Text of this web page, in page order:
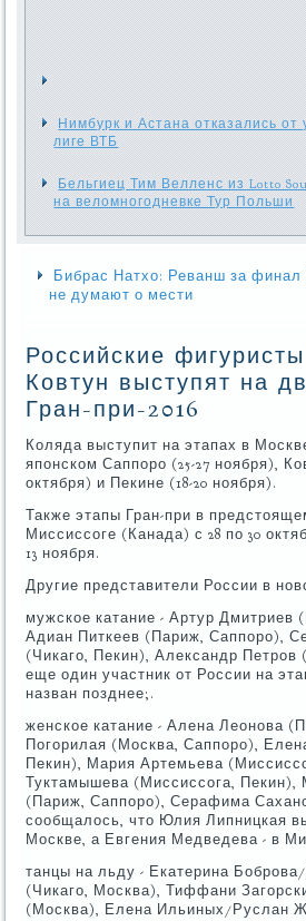
Нимбурк и Астана отказались от
лиге ВТБ
Бельгиец Тим Велленс из Lotto
на веломногодневке Тур Польши
Бибрас Натхо: Реванш за финал
не думают о мести
Российские
Ковтун выступят на
Гран-при-2016
Коляда выступит на этапах в
японском Саппоро (25-27 ноября),
октября) и Пекине (18-20 ноября).
Также этапы Гран-при в
Миссиссоге (Канада) с 28 по 30
13 ноября.
Другие представители России в
мужское катание - Артур Дмитриев
Адиан Питкеев (Париж, Саппоро),
(Чикаго, Пекин), Александр Петров
еще один участник от России на
назван позднее;.
женское катание - Алена Леонова
Погорилая (Москва, Саппоро),
Пекин), Мария Артемьева
Туктамышева (Миссиссога, Пекин),
(Париж, Саппоро), Серафима
сообщалось, что Юлия Липницкая
Москве, а Евгения Медведева - в
танцы на льду - Екатерина
(Чикаго, Москва), Тиффани
(Москва), Елена Ильиных/Руслан